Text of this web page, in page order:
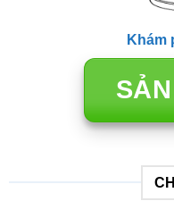
Khám